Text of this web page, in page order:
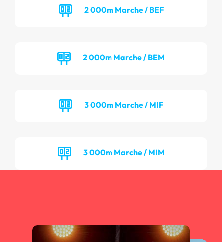
2 000m Marche / BEF
2 000m Marche / BEM
3 000m Marche / MIF
3 000m Marche / MIM